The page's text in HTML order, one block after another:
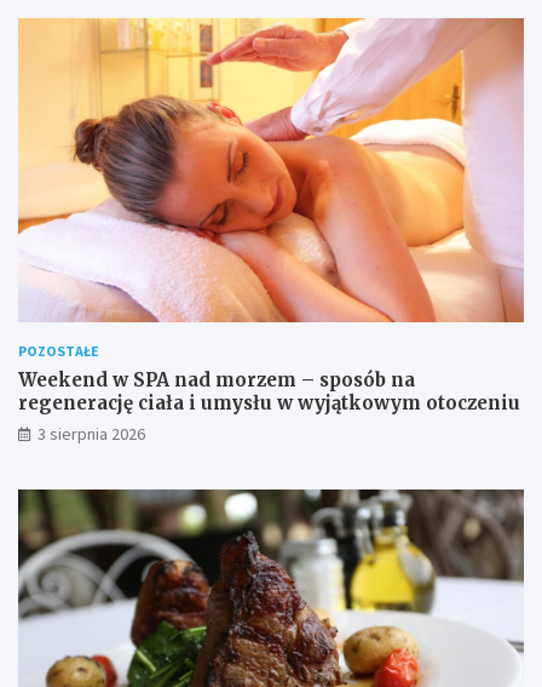
POZOSTAŁE
Weekend w SPA nad morzem – sposób na
regenerację ciała i umysłu w wyjątkowym otoczeniu
3 sierpnia 2026